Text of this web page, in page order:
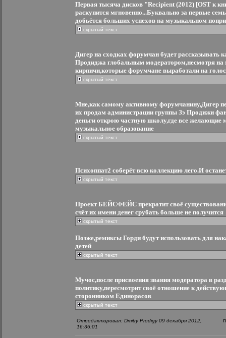
Первая тысяча дисков "Recipient (2012) [OST к
раскупится мгновенно...Буквально за первые
добьётся больших успехов на музыкальном
скрытый текст
Дигер на сходках форумчан будет рассказывать
Продиджа глобальным модератором,несмотря на
кирпичи,которые форумчане выработали на
скрытый текст
Мне,как самому активному форумчанину,Дигер
их продам администрации группы Зэ Продижи
деньги открою частную школу,где все желающие
музыкальное образование
скрытый текст
Психоппат2 соберёт всю коллекцию лего.И
скрытый текст
Проект БЕЙСФЕЙС прекратит своё
счёт их имени денег срубать больше не получится
скрытый текст
Позже,ремиксы Горди будут использовать для
детей
скрытый текст
Мучос,после присвоения звания модератора в
политику,пересмотрит своё отношение к
сторонником Единорасов
скрытый текст
Отредактировал: Dmitry Prodigy 09 декабря 2012,
16:36:01